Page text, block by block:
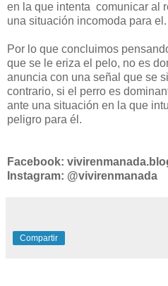
en la que intenta comunicar al
una situación incomoda para el.
Por lo que concluimos
que se le eriza el pelo, no es
anuncia con una señal que se
contrario, si el perro es
ante una situación en la que
peligro para él.
Facebook:
Instagram: @vivirenmanada
Compartir